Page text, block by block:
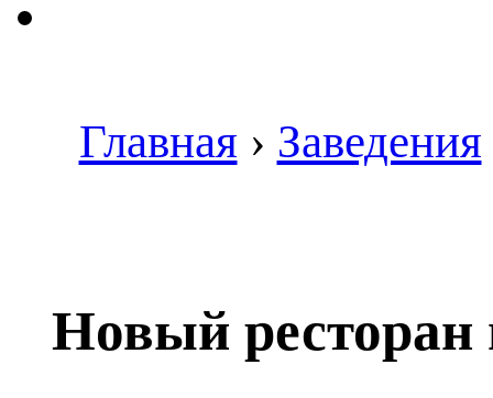
Главная › Заведения
Новый ресторан